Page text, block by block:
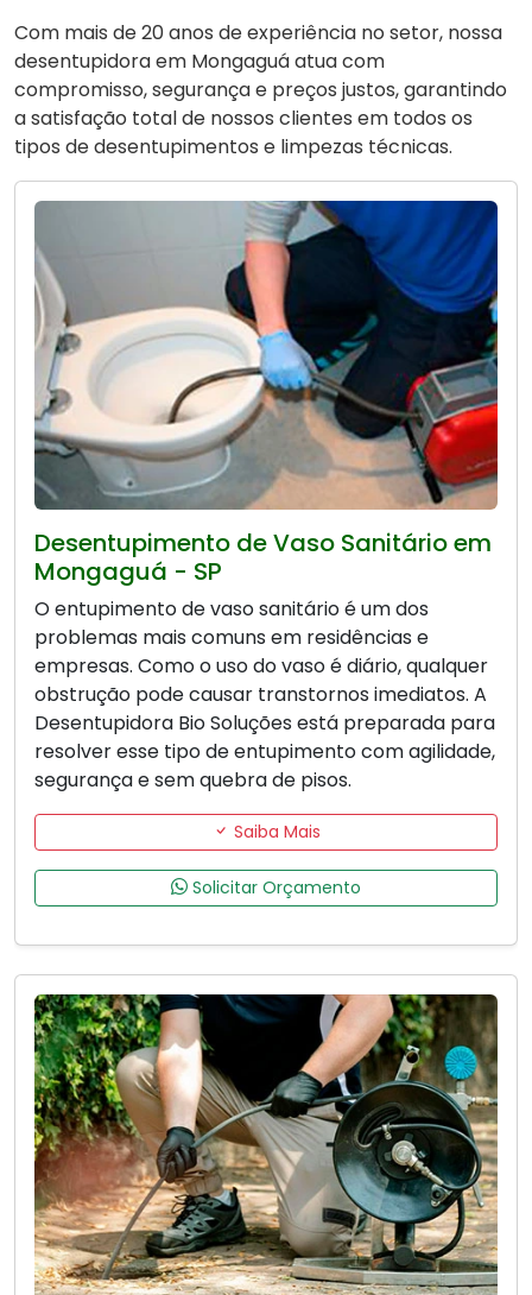
Com mais de 20 anos de experiência no setor, nossa
desentupidora em Mongaguá atua com
compromisso, segurança e preços justos, garantindo
a satisfação total de nossos clientes em todos os
tipos de desentupimentos e limpezas técnicas.
Desentupimento de Vaso Sanitário em
Mongaguá - SP
O entupimento de vaso sanitário é um dos
problemas mais comuns em residências e
empresas. Como o uso do vaso é diário, qualquer
obstrução pode causar transtornos imediatos. A
Desentupidora Bio Soluções está preparada para
resolver esse tipo de entupimento com agilidade,
segurança e sem quebra de pisos.
Saiba Mais
Solicitar Orçamento